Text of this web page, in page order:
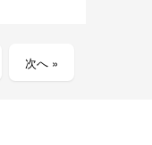
次へ »